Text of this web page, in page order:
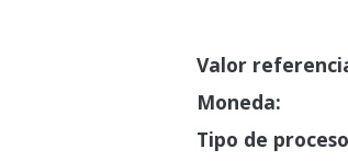
Valor
Moneda:
Tipo de